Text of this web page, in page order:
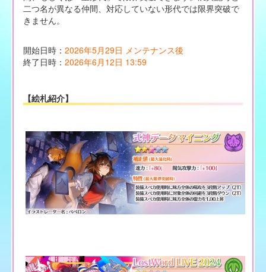
二つ名が異なる仲間、対応していない形代では限界突破で
きません。
開始日時： 2026年5月29日 メンテナンス後
終了日時： 2026年6月12日 13:59
【絵札紹介】